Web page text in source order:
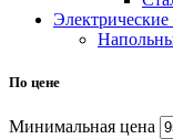
По цене
Минимальная цена